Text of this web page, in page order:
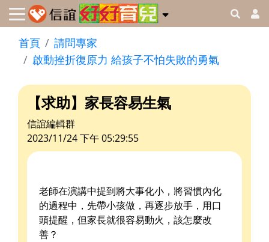
首頁
請問專家
啟動挫折復原力 給孩子不怕失敗的勇氣
【求助】家長容易生氣
信誼編輯群
2023/11/24 下午 05:29:55
老師在演講中提到將大事化小，將習慣內化
的過程中，先帶小孩做，再逐步放手，用口
頭提醒，但家長就很容易動火，該怎麼改
善？